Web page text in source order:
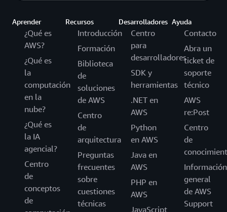
Aprender
¿Qué es
AWS?
¿Qué es
la
computación
en la
nube?
¿Qué es
la IA
agencial?
Centro
de
conceptos
de
Recursos
Introducción
Formación
Biblioteca
de
soluciones
de AWS
Centro
de
arquitectura
Preguntas
frecuentes
sobre
cuestiones
técnicas
Desarrolladores
Centro
para
desarrolladores
SDK y
herramientas
.NET en
AWS
Python
en AWS
Java en
AWS
PHP en
AWS
JavaScript
Ayuda
Contacto
Abra un
ticket de
soporte
técnico
AWS
re:Post
Centro
de
Información
general
de AWS
Support